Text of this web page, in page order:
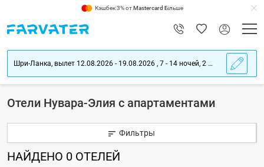
Кэшбек 3% отMastercard Більше
Шри-Ланка, вылет 12.08.2026 - 19.08.2026 , 7 - 14 ночей, 2 взрослых
Отели Нувара-Элия с апартаментами
Фильтры
НАЙДЕНО 0 ОТЕЛЕЙ